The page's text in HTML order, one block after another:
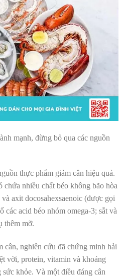
mạnh, đừng bỏ qua các nguồn
thực phẩm giảm cân hiệu quả.
nhiều chất béo không bão hòa
axit docosahexsaenoic (được gọi
acid béo nhóm omega-3; sắt và
thêm mỡ.
cân, nghiên cứu đã chứng minh hải
vời, protein, vitamin và khoáng
khỏe. Và một điều đáng cân